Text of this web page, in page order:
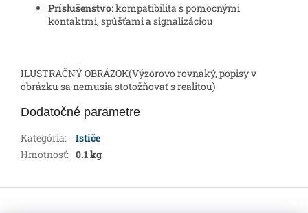
Príslušenstvo: kompatibilita s pomocnými
kontaktmi, spúšťami a signalizáciou
ILUSTRAČNÝ OBRÁZOK(Výzorovo rovnaký, popisy v
obrázku sa nemusia stotožňovať s realitou)
Dodatočné parametre
Kategória:
Ističe
Hmotnosť: 0.1 kg